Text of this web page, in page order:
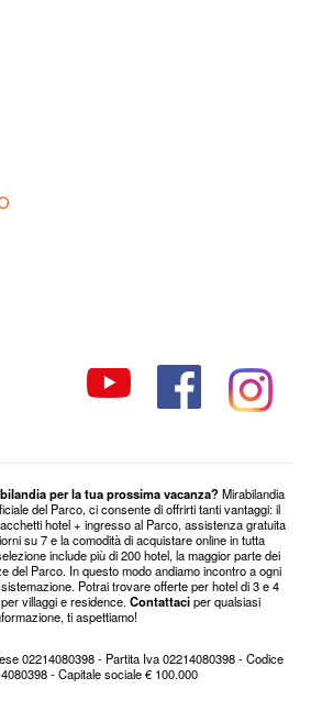
per la tua prossima vacanza?Mirabilandia
del Parco, ci consente di offrirti tanti vantaggi: il
hotel + ingresso al Parco, assistenza gratuita
su 7 e la comodità di acquistare online in tutta
include più di 200 hotel, la maggior parte dei
del Parco. In questo modo andiamo incontro a ogni
Potrai trovare offerte per hotel di 3 e 4
villaggi e residence. Contattaciper qualsiasi
ti aspettiamo!
02214080398 - Partita Iva 02214080398 - Codice
- Capitale sociale € 100.000